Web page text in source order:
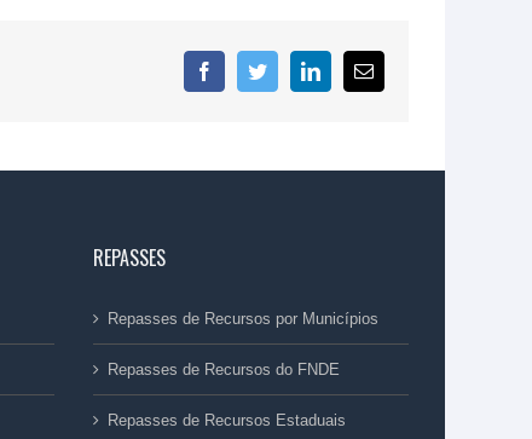
FacebookTwitterLinkedIn
E-
mail
REPASSES
Repasses de Recursos por Municípios
Repasses de Recursos do FNDE
Repasses de Recursos Estaduais